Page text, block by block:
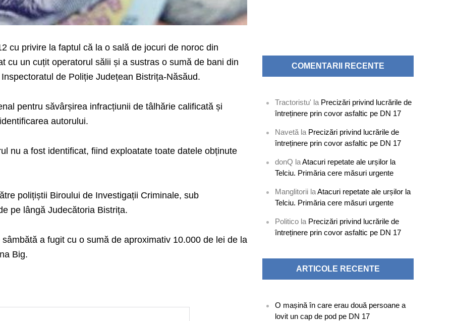
cu privire la faptul că la o sală de jocuri de noroc din
cu un cuțit operatorul sălii și a sustras o sumă de bani din
de Poliție Județean Bistrița-Năsăud.
pentru săvârșirea infracțiunii de tâlhărie calificată și
autorului.
nu a fost identificat, fiind exploatate toate datele obținute
polițiștii Biroului de Investigații Criminale, sub
pe lângă Judecătoria Bistrița.
a fugit cu o sumă de aproximativ 10.000 de lei de la
Big.
COMENTARII RECENTE
Tractoristu' la Precizări privind lucrările de
întreținere prin covor asfaltic pe DN 17
Navetă la Precizări privind lucrările de
întreținere prin covor asfaltic pe DN 17
donQ laAtacuri repetate ale urșilor la
Telciu. Primăria cere măsuri urgente
Manglitorii laAtacuri repetate ale urșilor la
Telciu. Primăria cere măsuri urgente
Politico la Precizări privind lucrările de
întreținere prin covor asfaltic pe DN 17
ARTICOLE RECENTE
O mașină în care erau două persoane a
lovit un cap de pod pe DN 17